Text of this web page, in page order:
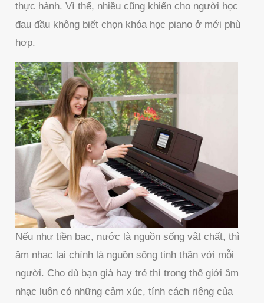
thực hành. Vì thế, nhiều cũng khiến cho người học
đau đầu không biết chọn khóa học piano ở mới phù
hợp.
Nếu như tiền bạc, nước là nguồn sống vật chất, thì
âm nhạc lại chính là nguồn sống tinh thần với mỗi
người. Cho dù bạn già hay trẻ thì trong thế giới âm
nhạc luôn có những cảm xúc, tính cách riêng của